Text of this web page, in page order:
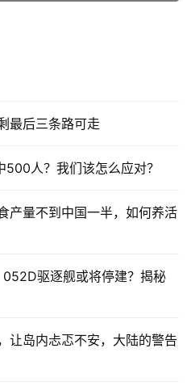
最后三条路可走
500人？我们该怎么应对？
产量不到中国一半，如何养活
驱逐舰或将停建？揭秘
让岛内忐忑不安，大陆的警告